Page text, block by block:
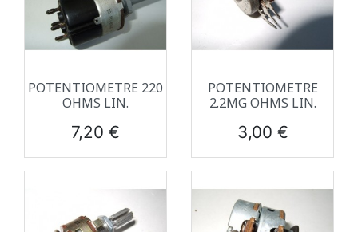
POTENTIOMETRE 220
OHMS LIN.
Prix
7,20 €
POTENTIOMETRE
2.2MG OHMS LIN.
Prix
3,00 €